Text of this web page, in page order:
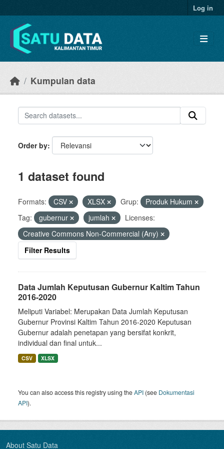
Log in
Kumpulan data
Order by
1 dataset found
Formats: CSV XLSX Grup:
Produk Hukum
Tag:
gubernur jumlah
Licenses:
Creative Commons Non-Commercial (Any)
Filter Results
Data Jumlah Keputusan Gubernur Kaltim Tahun
2016-2020
Meliputi Variabel: Merupakan Data Jumlah Keputusan
Gubernur Provinsi Kaltim Tahun 2016-2020 Keputusan
Gubernur adalah penetapan yang bersifat konkrit,
individual dan final untuk...
CSV XLSX
You can also access this registry using theAPI (see Dokumentasi
API).
About Satu Data